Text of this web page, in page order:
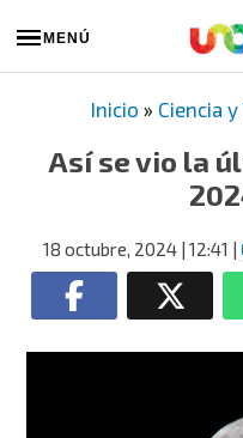
MENÚ
Inicio » Ciencia
Así se vio la
18 octubre, 2024| 12:41 |